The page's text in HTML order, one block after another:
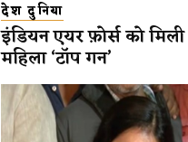
देश दुनिया
इंडियन एयर फ़ोर्स को
महिला ‘टॉप गन’